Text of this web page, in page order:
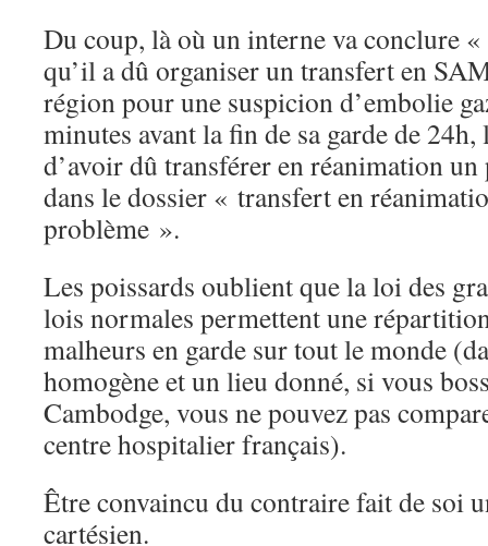
Du coup, là où un interne va conclure
qu’il a dû organiser un transfert en
région pour une suspicion d’embolie
minutes avant la fin de sa garde de 24h,
d’avoir dû transférer en réanimation
dans le dossier « transfert en
problème ».
Les poissards oublient que la loi des
lois normales permettent une
malheurs en garde sur tout le monde
homogène et un lieu donné, si vous
Cambodge, vous ne pouvez pas
centre hospitalier français).
Être convaincu du contraire fait de soi
cartésien.